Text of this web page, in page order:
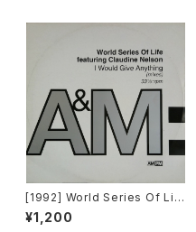
[1992] World Series Of Lif
e Featuring Claudine Nels
on – I Would Give Anything
¥1,200